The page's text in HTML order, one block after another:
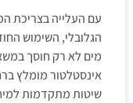
עם העלייה בצריכת
הגלובלי, השימוש
מים לא רק חוסך
אינסטלטור מומלץ
שיטות מתקדמות